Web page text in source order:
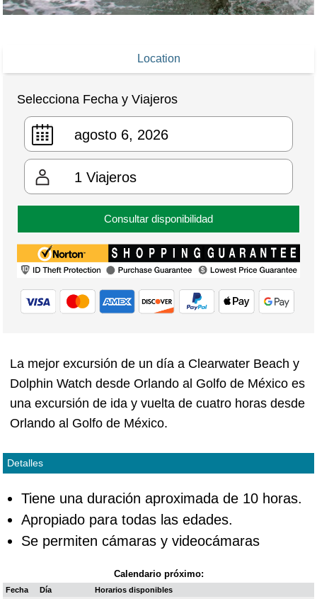
Location
Selecciona Fecha y Viajeros
1 Viajeros
Consultar disponibilidad
La mejor excursión de un día a Clearwater Beach y
Dolphin Watch desde Orlando al Golfo de México es
una excursión de ida y vuelta de cuatro horas desde
Orlando al Golfo de México.
Detalles
Tiene una duración aproximada de 10 horas.
Apropiado para todas las edades.
Se permiten cámaras y videocámaras
Calendario próximo:
Fecha Día
Horarios disponibles